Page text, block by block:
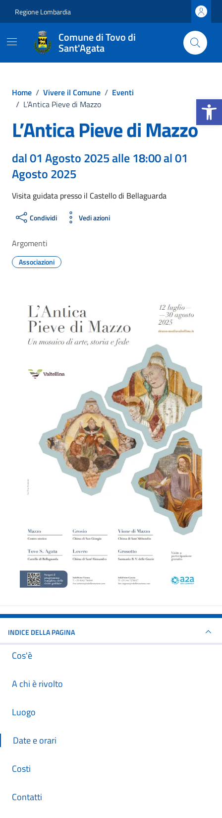
Apri la
Regione Lombardia
Comune di Tovo di
Sant'Agata
Home / Vivere il Comune / Eventi
/ L’Antica Pieve di Mazzo
L’Antica Pieve di Mazzo
dal 01 Agosto 2025 alle 18:00 al 01
Agosto 2025
Visita guidata presso il Castello di Bellaguarda
Condividi Vedi azioni
Argomenti
Associazioni
INDICE DELLA PAGINA
Cos'è
A chi è rivolto
Luogo
Date e orari
Costi
Contatti